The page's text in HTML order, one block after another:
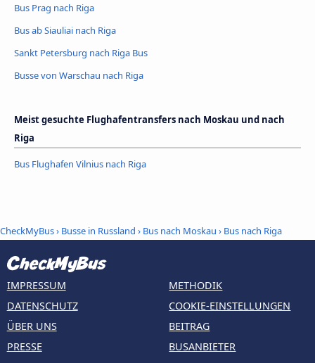
Bus Prag nach Riga
Bus ab Siauliai nach Riga
Sankt Petersburg nach Riga Bus
Busse von Warschau nach Riga
Meist gesuchte Flughafentransfers nach Moskau und nach
Riga
Bus Flughafen Vilnius nach Riga
CheckMyBus› Busse in Russland › Bus nach Moskau › Bus nach Riga
IMPRESSUM
DATENSCHUTZ
ÜBER UNS
PRESSE
METHODIK
COOKIE-EINSTELLUNGEN
BEITRAG
BUSANBIETER